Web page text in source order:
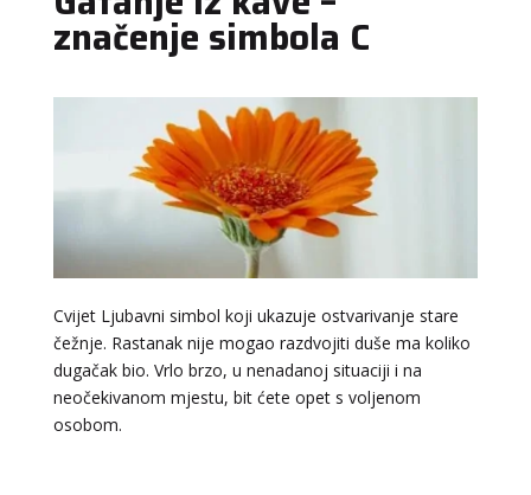
značenje simbola C
Cvijet Ljubavni simbol koji ukazuje ostvarivanje stare
čežnje. Rastanak nije mogao razdvojiti duše ma koliko
dugačak bio. Vrlo brzo, u nenadanoj situaciji i na
neočekivanom mjestu, bit ćete opet s voljenom
osobom.
NIVES